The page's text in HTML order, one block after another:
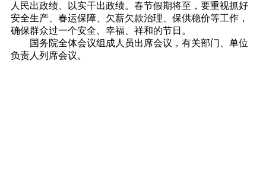
人民出政绩、以实干出政绩。春节假期将至，要重视抓好
安全生产、春运保障、欠薪欠款治理、保供稳价等工作，
确保群众过一个安全、幸福、祥和的节日。
国务院全体会议组成人员出席会议，有关部门、单位
负责人列席会议。